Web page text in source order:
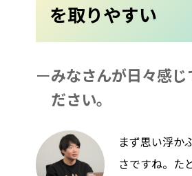
を取りやすい
みなさんが日々感
ださい。
まず思い浮か
さですね。た